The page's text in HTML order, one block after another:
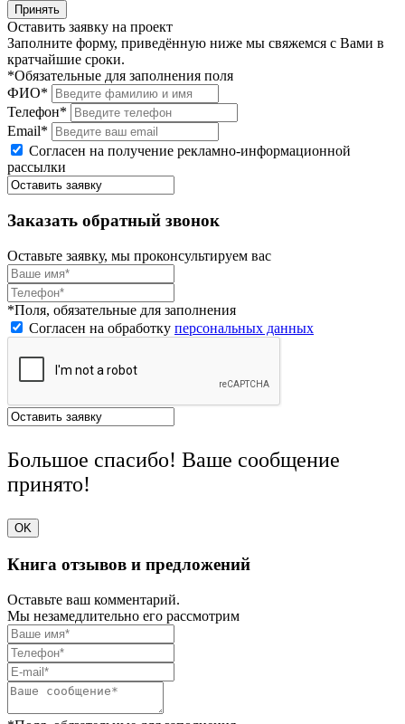
Принять
Оставить заявку на проект
Заполните форму, приведённую ниже мы свяжемся с Вами в
кратчайшие сроки.
*Обязательные для заполнения поля
ФИО*
Телефон*
Email*
Согласен на получение рекламно-информационной
рассылки
Заказать обратный звонок
Оставьте заявку, мы проконсультируем вас
*Поля, обязательные для заполнения
Согласен на обработку персональных данных
Большое спасибо! Ваше сообщение
принято!
OK
Книга отзывов и предложений
Оставьте ваш комментарий.
Мы незамедлительно его рассмотрим